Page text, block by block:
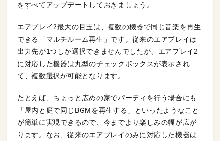
をすべてアップデートしておきましょう。
エアプレイ2最大の目玉は、複数の機器で同じ音楽を再生
できる「マルチルーム再生」です。従来のエアプレイは
出力先が1つしか選択できませんでしたが、エアプレイ2
に対応した機器は丸型のチェックボックスが表示され
て、複数選択が可能となります。
たとえば、ちょっと広めの家でパーティを行う場合にも
「屋内と庭で同じBGMを再生する」といったようなこと
が簡単に実現できるので、今までより楽しみの幅が広が
ります。なお、従来のエアプレイのみに対応した機器は